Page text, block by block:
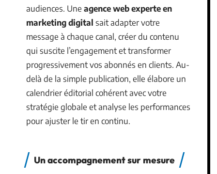
audiences. Une agence web experte en
marketing digital sait adapter votre
message à chaque canal, créer du contenu
qui suscite l’engagement et transformer
progressivement vos abonnés en clients. Au-
delà de la simple publication, elle élabore un
calendrier éditorial cohérent avec votre
stratégie globale et analyse les performances
pour ajuster le tir en continu.
Un accompagnement sur mesure